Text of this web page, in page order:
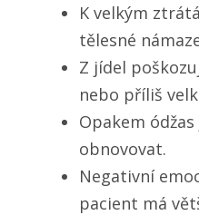
K velkým
tělesné
Z jídel
nebo příliš
Opakem ódžas
obnovovat.
Negativní
pacient má